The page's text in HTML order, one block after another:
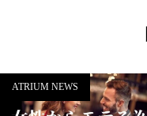
ATRIUM NEWS